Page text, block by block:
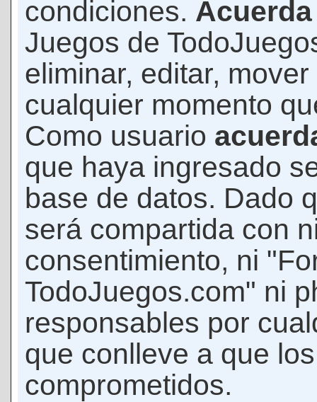
condiciones. Acuerda
Juegos de
eliminar, editar,
cualquier momento
Como usuario
que haya ingresado
base de datos. Dado
será compartida con
consentimiento, ni
TodoJuegos.com" ni
responsables por
que conlleve a que
comprometidos.